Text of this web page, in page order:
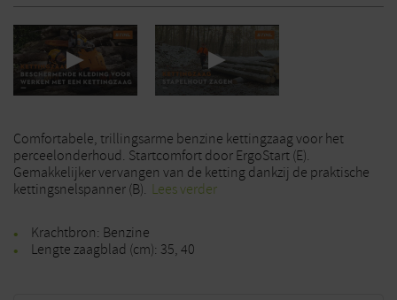
Comfortabele, trillingsarme benzine kettingzaag voor het
perceelonderhoud. Startcomfort door ErgoStart (E).
Gemakkelijker vervangen van de ketting dankzij de praktische
kettingsnelspanner (B). Lees verder
Krachtbron: Benzine
Lengte zaagblad (cm): 35, 40